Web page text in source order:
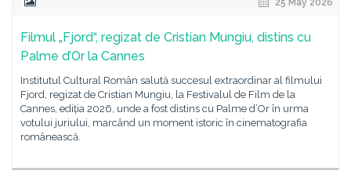
25 May 2026
Filmul „Fjord“, regizat de Cristian Mungiu, distins cu
Palme d’Or la Cannes
Institutul Cultural Român salută succesul extraordinar al filmului
Fjord, regizat de Cristian Mungiu, la Festivalul de Film de la
Cannes, ediția 2026, unde a fost distins cu Palme d’Or în urma
votului juriului, marcând un moment istoric în cinematografia
românească.